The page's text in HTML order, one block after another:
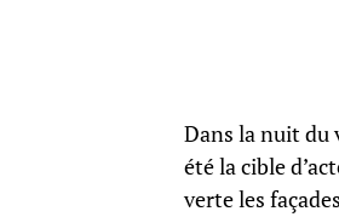
Dans la nuit du
été la cible
verte les